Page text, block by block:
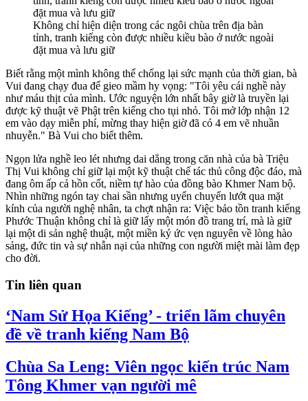
Không chỉ hiện diện trong các ngôi chùa trên địa bàn
tỉnh, tranh kiếng còn được nhiều kiều bào ở nước ngoài
đặt mua và lưu giữ
Biết rằng một mình không thể chống lại sức mạnh của thời gian, bà
Vui đang chạy đua để gieo mầm hy vọng: "Tôi yêu cái nghề này
như máu thịt của mình. Ước nguyện lớn nhất bây giờ là truyền lại
được kỹ thuật vẽ Phật trên kiếng cho tụi nhỏ. Tôi mở lớp nhận 12
em vào dạy miễn phí, mừng thay hiện giờ đã có 4 em vẽ nhuần
nhuyễn." Bà Vui cho biết thêm.
Ngọn lửa nghề leo lét nhưng dai dẳng trong căn nhà của bà Triệu
Thị Vui không chỉ giữ lại một kỹ thuật chế tác thủ công độc đáo, mà
đang ôm ấp cả hồn cốt, niềm tự hào của đồng bào Khmer Nam bộ.
Nhìn những ngón tay chai sần nhưng uyển chuyển lướt qua mặt
kính của người nghệ nhân, ta chợt nhận ra: Việc bảo tồn tranh kiếng
Phước Thuận không chỉ là giữ lấy một món đồ trang trí, mà là giữ
lại một di sản nghệ thuật, một miền ký ức vẹn nguyên về lòng hào
sảng, đức tin và sự nhẫn nại của những con người miệt mài làm đẹp
cho đời.
Tin liên quan
‘Nam Sử Họa Kiếng’ - triển lãm chuyên
đề về tranh kiếng Nam Bộ
Chùa Sa Leng: Viên ngọc kiến trúc Nam
Tông Khmer vạn người mê